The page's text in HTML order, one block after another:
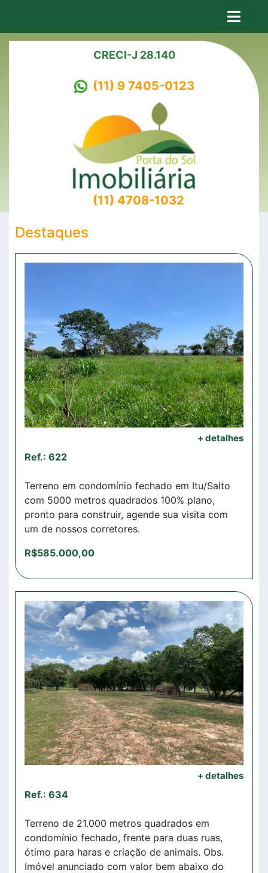
CRECI-J 28.140
(11) 9 7405-0123
(11) 4708-1032
Destaques
+ detalhes
Ref.: 622
Terreno em condomínio fechado em Itu/Salto
com 5000 metros quadrados 100% plano,
pronto para construir, agende sua visita com
um de nossos corretores.
R$585.000,00
+ detalhes
Ref.: 634
Terreno de 21.000 metros quadrados em
condomínio fechado, frente para duas ruas,
ótimo para haras e criação de animais. Obs.
Imóvel anunciado com valor bem abaixo do